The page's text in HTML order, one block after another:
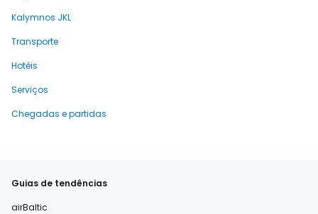
Kalymnos JKL
Transporte
Hotéis
Serviços
Chegadas e partidas
Guias de tendências
airBaltic